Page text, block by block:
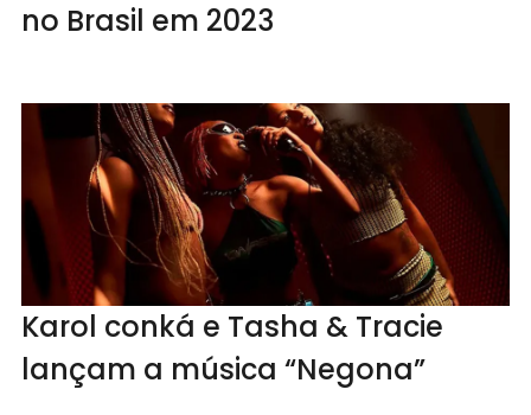
no Brasil em 2023
Karol conká e Tasha & Tracie
lançam a música “Negona”